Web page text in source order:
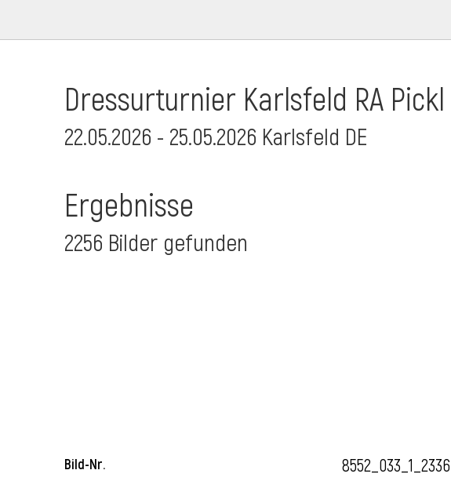
Dressurturnier Karlsfeld RA Pickl
22.05.2026 - 25.05.2026 Karlsfeld DE
Ergebnisse
2256 Bilder gefunden
Bild-Nr. 8552_033_1_2336